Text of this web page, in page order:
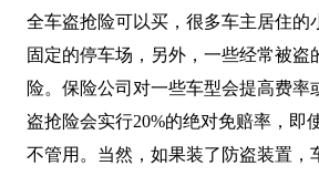
全车盗抢险可以买，很多车主居住的
固定的停车场，另外，一些经常被盗
险。保险公司对一些车型会提高费率
盗抢险会实行20%的绝对免赔率，即
不管用。当然，如果装了防盗装置，